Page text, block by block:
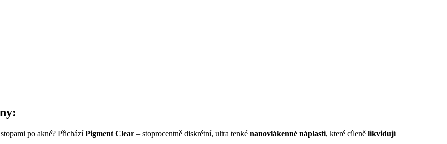
po akné? PřicházíPigment Clear – stoprocentně diskrétní, ultra tenké nanovlákenné náplasti, které cíleně likvidují